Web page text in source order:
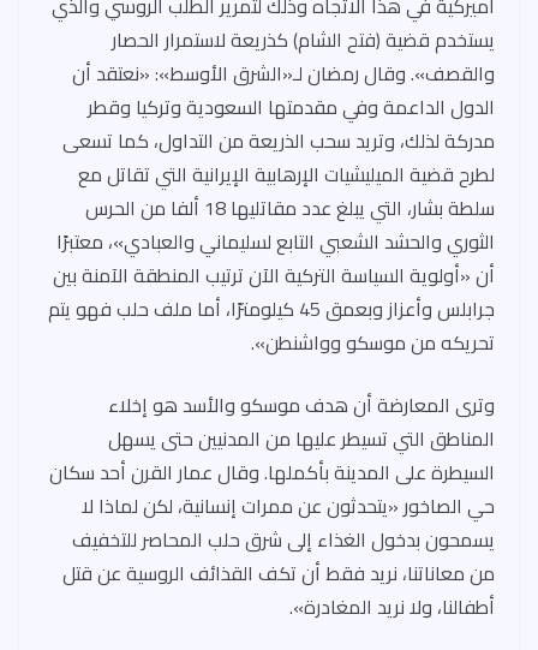
يستخدم قضية (فتح الشام) كذريعة لاستمرار الحصار
والقصف». وقال رمضان لـ«الشرق الأوسط»: «نعتقد أن
الدول الداعمة وفي مقدمتها السعودية وتركيا وقطر
مدركة لذلك، وتريد سحب الذريعة من التداول، كما تسعى
لطرح قضية الميليشيات الإرهابية الإيرانية التي تقاتل مع
سلطة بشار، التي يبلغ عدد مقاتليها 18 ألفا من الحرس
الثوري والحشد الشعبي التابع لسليماني والعبادي»، معتبرًا
أن «أولوية السياسة التركية الآن ترتيب المنطقة الآمنة بين
جرابلس وأعزاز وبعمق 45 كيلومترًا، أما ملف حلب فهو يتم
تحريكه من موسكو وواشنطن».
وترى المعارضة أن هدف موسكو والأسد هو إخلاء
المناطق التي تسيطر عليها من المدنيين حتى يسهل
السيطرة على المدينة بأكملها. وقال عمار القرن أحد سكان
حي الصاخور «يتحدثون عن ممرات إنسانية، لكن لماذا لا
يسمحون بدخول الغذاء إلى شرق حلب المحاصر للتخفيف
من معاناتنا، نريد فقط أن تكف القذائف الروسية عن قتل
أطفالنا، ولا نريد المغادرة».